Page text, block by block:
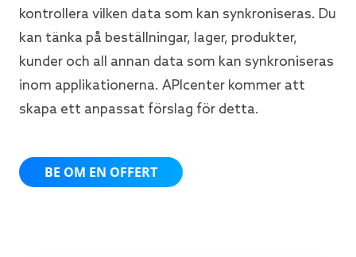
kontrollera vilken data som kan synkroniseras. Du
kan tänka på beställningar, lager, produkter,
kunder och all annan data som kan synkroniseras
inom applikationerna. APIcenter kommer att
skapa ett anpassat förslag för detta.
BE OM EN OFFERT